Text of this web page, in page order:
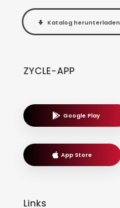
Katalog herunterladen
ZYCLE-APP
Google Play
App Store
Links